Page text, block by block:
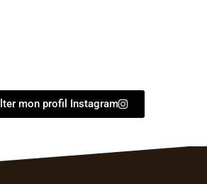
mon profil Instagram